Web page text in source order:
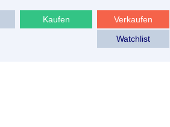
Verkaufen
Kaufen
Watchlist